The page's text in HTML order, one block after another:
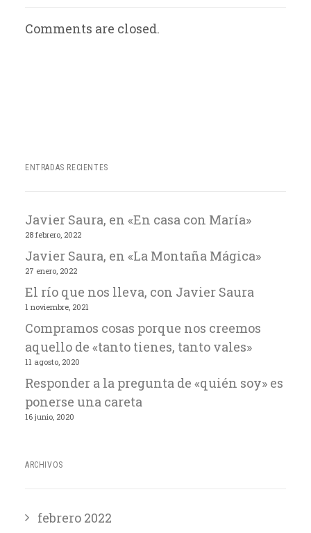
Comments are closed.
ENTRADAS RECIENTES
Javier Saura, en «En casa con María»
28 febrero, 2022
Javier Saura, en «La Montaña Mágica»
27 enero, 2022
El río que nos lleva, con Javier Saura
1 noviembre, 2021
Compramos cosas porque nos creemos
aquello de «tanto tienes, tanto vales»
11 agosto, 2020
Responder a la pregunta de «quién soy» es
ponerse una careta
16 junio, 2020
ARCHIVOS
febrero 2022